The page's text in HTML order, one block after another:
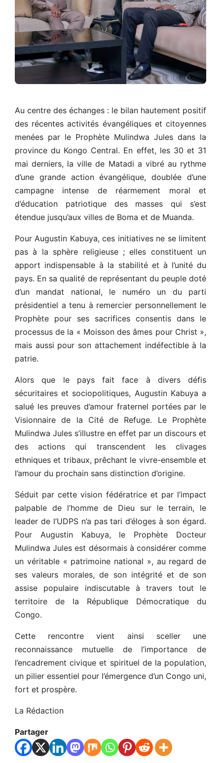
Au centre des échanges : le bilan hautement positif
des récentes activités évangéliques et citoyennes
menées par le Prophète Mulindwa Jules dans la
province du Kongo Central. En effet, les 30 et 31
mai derniers, la ville de Matadi a vibré au rythme
d’une grande action évangélique, doublée d’une
campagne intense de réarmement moral et
d’éducation patriotique des masses qui s’est
étendue jusqu’aux villes de Boma et de Muanda.
Pour Augustin Kabuya, ces initiatives ne se limitent
pas à la sphère religieuse ; elles constituent un
apport indispensable à la stabilité et à l’unité du
pays. En sa qualité de représentant du peuple doté
d’un mandat national, le numéro un du parti
présidentiel a tenu à remercier personnellement le
Prophète pour ses sacrifices consentis dans le
processus de la « Moisson des âmes pour Christ »,
mais aussi pour son attachement indéfectible à la
patrie.
Alors que le pays fait face à divers défis
sécuritaires et sociopolitiques, Augustin Kabuya a
salué les preuves d’amour fraternel portées par le
Visionnaire de la Cité de Refuge. Le Prophète
Mulindwa Jules s’illustre en effet par un discours et
des actions qui transcendent les clivages
ethniques et tribaux, prêchant le vivre-ensemble et
l’amour du prochain sans distinction d’origine.
Séduit par cette vision fédératrice et par l’impact
palpable de l’homme de Dieu sur le terrain, le
leader de l’UDPS n’a pas tari d’éloges à son égard.
Pour Augustin Kabuya, le Prophète Docteur
Mulindwa Jules est désormais à considérer comme
un véritable « patrimoine national », au regard de
ses valeurs morales, de son intégrité et de son
assise populaire indiscutable à travers tout le
territoire de la République Démocratique du
Congo.
Cette rencontre vient ainsi sceller une
reconnaissance mutuelle de l’importance de
l’encadrement civique et spirituel de la population,
un pilier essentiel pour l’émergence d’un Congo uni,
fort et prospère.
La Rédaction
Partager